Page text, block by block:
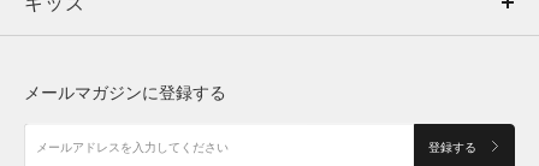
キッズ
アクセサリー
アクセサリー
シューズ
メールマガジンに登録する
登録する